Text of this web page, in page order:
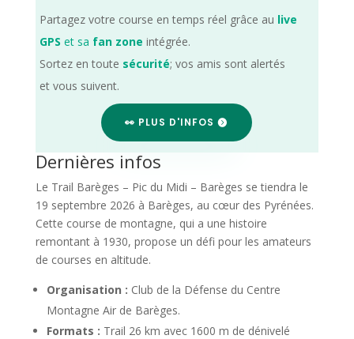
Partagez votre course en temps réel grâce au live
GPS et sa fan zone intégrée.
Sortez en toute sécurité; vos amis sont alertés
et vous suivent.
👀 PLUS D'INFOS
Dernières infos
Le Trail Barèges – Pic du Midi – Barèges se tiendra le
19 septembre 2026 à Barèges, au cœur des Pyrénées.
Cette course de montagne, qui a une histoire
remontant à 1930, propose un défi pour les amateurs
de courses en altitude.
Organisation : Club de la Défense du Centre
Montagne Air de Barèges.
Formats : Trail 26 km avec 1600 m de dénivelé